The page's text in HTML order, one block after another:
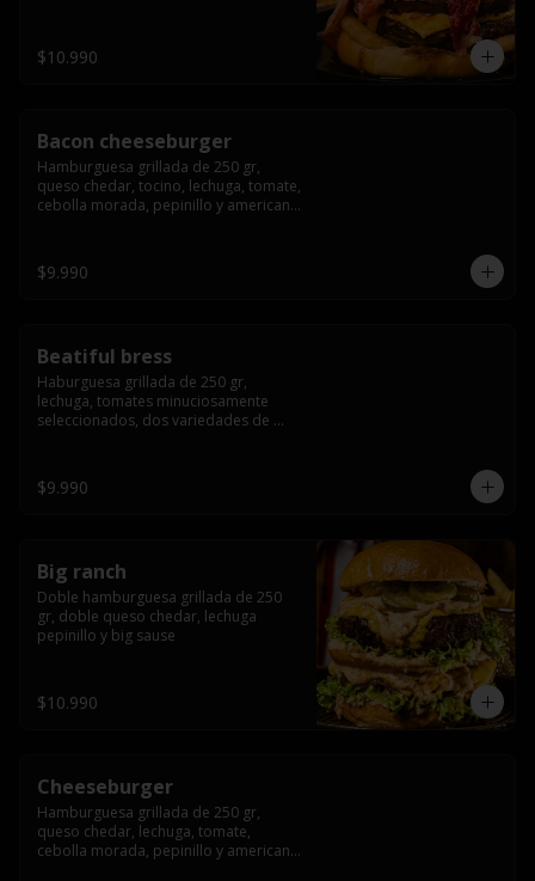
gold glitter
$10.990
Bacon cheeseburger
Hamburguesa grillada de 250 gr,
queso chedar, tocino, lechuga, tomate,
cebolla morada, pepinillo y american
$9.990
Beatiful bress
Haburguesa grillada de 250 gr,
lechuga, tomates minuciosamente
seleccionados, dos variedades de
lentamente en el grill, para finalizar
todo con una envolvente salsa cristal
$9.990
Big ranch
Doble hamburguesa grillada de 250
gr, doble queso chedar, lechuga
pepinillo y big sause
$10.990
Cheeseburger
Hamburguesa grillada de 250 gr,
queso chedar, lechuga, tomate,
cebolla morada, pepinillo y american